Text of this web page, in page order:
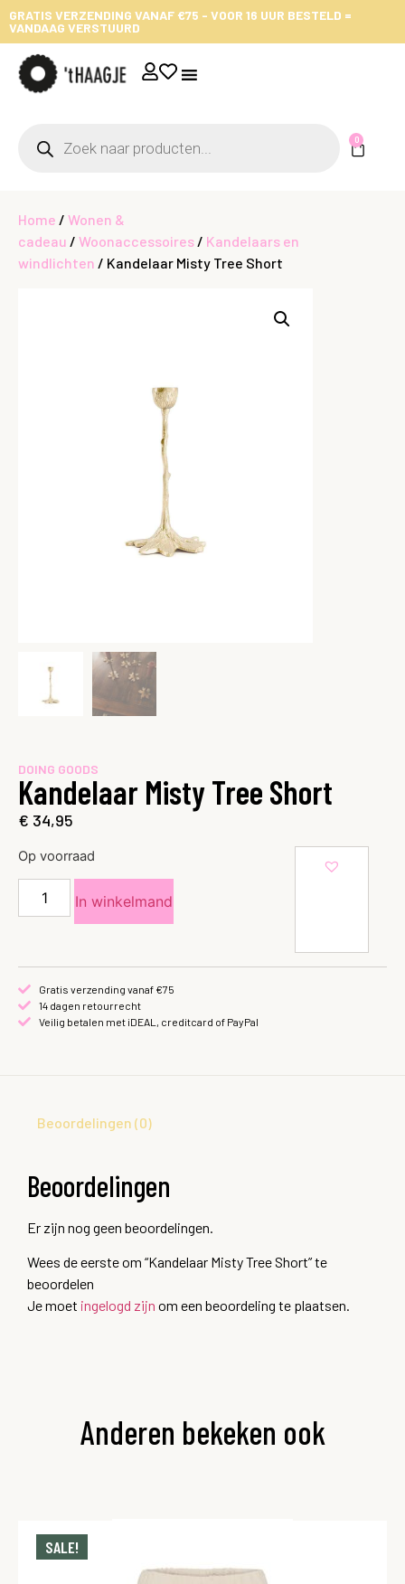
GRATIS VERZENDING VANAF €75 - VOOR 16 UUR BESTELD =
VANDAAG VERSTUURD
0
Home / Wonen &
cadeau / Woonaccessoires / Kandelaars en
windlichten / Kandelaar Misty Tree Short
DOING GOODS
Kandelaar Misty Tree Short
€ 34,95
Op voorraad
In winkelmand
Gratis verzending vanaf €75
14 dagen retourrecht
Veilig betalen met iDEAL, creditcard of PayPal
Beoordelingen (0)
Beoordelingen
Er zijn nog geen beoordelingen.
Wees de eerste om “Kandelaar Misty Tree Short” te
beoordelen
Je moet ingelogd zijn om een beoordeling te plaatsen.
Anderen bekeken ook
SALE!